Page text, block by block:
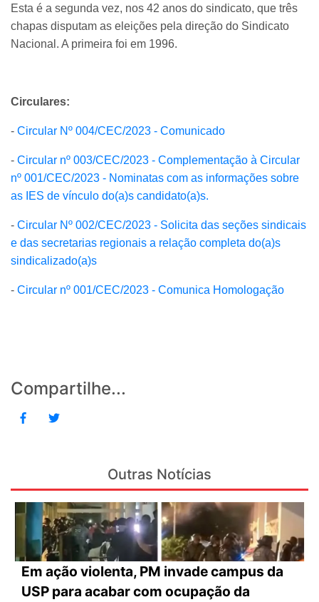
Esta é a segunda vez, nos 42 anos do sindicato, que três
chapas disputam as eleições pela direção do Sindicato
Nacional. A primeira foi em 1996.
Circulares:
- Circular Nº 004/CEC/2023 - Comunicado
- Circular nº 003/CEC/2023 - Complementação à Circular
nº 001/CEC/2023 - Nominatas com as informações sobre
as IES de vínculo do(a)s candidato(a)s.
- Circular Nº 002/CEC/2023 - Solicita das seções sindicais
e das secretarias regionais a relação completa do(a)s
sindicalizado(a)s
- Circular nº 001/CEC/2023 - Comunica Homologação
Compartilhe...
Outras Notícias
Em ação violenta, PM invade campus da
USP para acabar com ocupação da